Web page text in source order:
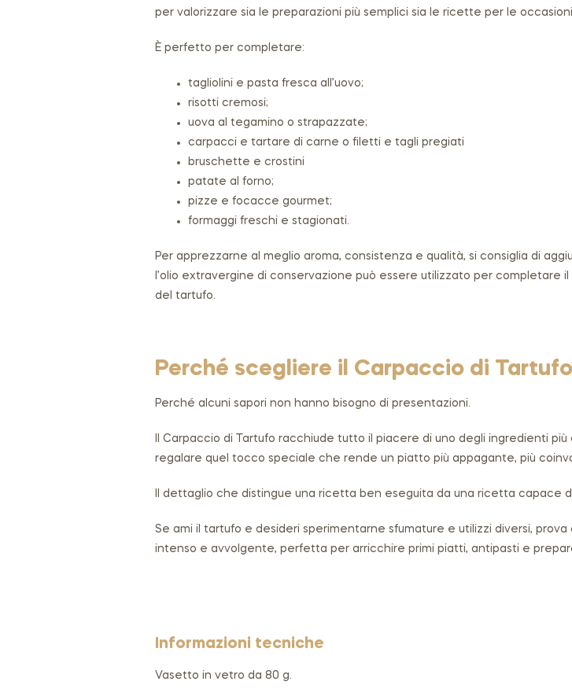
per valorizzare sia le preparazioni più semplici sia le ricette per le
È perfetto per completare:
tagliolini e pasta fresca all’uovo;
risotti cremosi;
uova al tegamino o strapazzate;
carpacci e tartare di carne o filetti e tagli pregiati
bruschette e crostini
patate al forno;
pizze e focacce gourmet;
formaggi freschi e stagionati.
Per apprezzarne al meglio aroma, consistenza e qualità, si consiglia di
l’olio extravergine di conservazione può essere utilizzato per
del tartufo.
Perché scegliere il Carpaccio di
Perché alcuni sapori non hanno bisogno di presentazioni.
Il Carpaccio di Tartufo racchiude tutto il piacere di uno degli ingredienti
regalare quel tocco speciale che rende un piatto più appagante, più
Il dettaglio che distingue una ricetta ben eseguita da una ricetta capace
Se ami il tartufo e desideri sperimentarne sfumature e utilizzi diversi, prova
intenso e avvolgente, perfetta per arricchire primi piatti, antipasti e
Informazioni tecniche
Vasetto in vetro da 80 g.